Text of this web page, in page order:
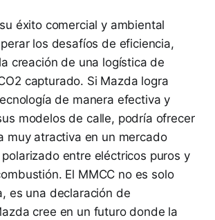
éxito comercial y ambiental
los desafíos de eficiencia,
creación de una logística de
capturado. Si Mazda logra
de manera efectiva y
modelos de calle, podría ofrecer
muy atractiva en un mercado
entre eléctricos puros y
El MMCC no es solo
es una declaración de
cree en un futuro donde la